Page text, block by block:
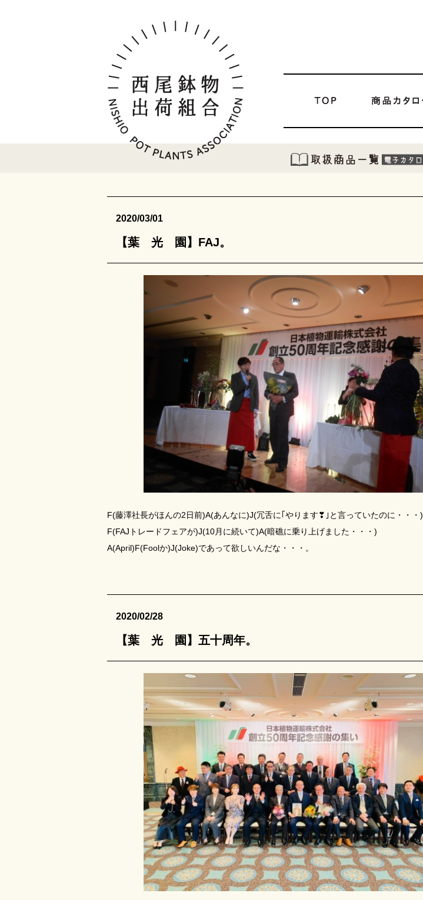
2020/03/01
【葉 光 園】FAJ。
F(藤澤社長がほんの2日前)A(あんなに)J(冗舌に｢やります❣｣と言っていたのに・・・)
F(FAJトレードフェアが)J(10月に続いて)A(暗礁に乗り上げました・・・)
A(April)F(Foolか)J(Joke)であって欲しいんだな・・・。
2020/02/28
【葉 光 園】五十周年。